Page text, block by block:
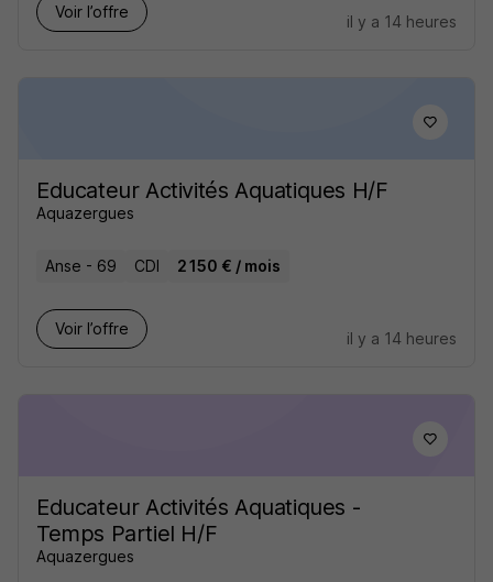
Voir l’offre
il y a 14 heures
Educateur Activités Aquatiques H/F
Aquazergues
Anse - 69 CDI 2 150 € / mois
Voir l’offre
il y a 14 heures
Educateur Activités Aquatiques -
Temps Partiel H/F
Aquazergues